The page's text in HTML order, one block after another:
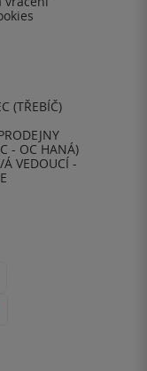
(TŘEBÍČ)
- OC HANÁ)
VEDOUCÍ -